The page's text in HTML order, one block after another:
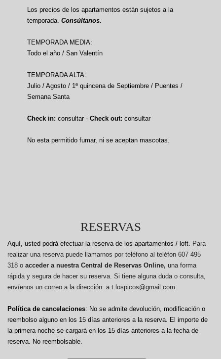
Los precios de los apartamentos están sujetos a la
temporada. Consúltanos.
TEMPORADA MEDIA:
Todo el año / San Valentín
TEMPORADA ALTA:
Julio / Agosto / 1ª quincena de Septiembre / Puentes /
Semana Santa
Check in: consultar - Check out: consultar
No esta permitido fumar, ni se aceptan mascotas.
RESERVAS
Aquí, usted podrá efectuar la reserva de los apartamentos / loft. Para
realizar una reserva puede llamarnos por teléfono al teléfon 607 495
318 o acceder a nuestra Central de Reservas Online, una forma
rápida y segura de hacer su reserva. Si tiene alguna duda o consulta,
envíenos un correo a la dirección: a.t.lospicos@gmail.com
Política de cancelaciones: No se admite devolución, modificación o
reembolso alguno en los 15 días anteriores a la reserva. El importe de
la primera noche se cargará en los 15 días anteriores a la fecha de
reserva. No reembolsable.